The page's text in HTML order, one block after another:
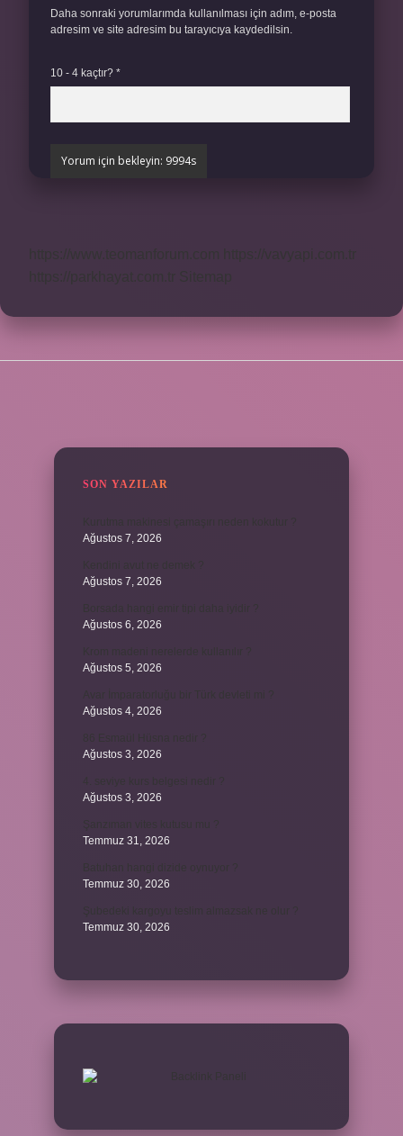
Daha sonraki yorumlarımda kullanılması için adım, e-posta
adresim ve site adresim bu tarayıcıya kaydedilsin.
10 - 4 kaçtır? *
SON YAZILAR
Ağustos 7, 2026
Ağustos 7, 2026
Ağustos 6, 2026
Ağustos 5, 2026
Ağustos 4, 2026
Ağustos 3, 2026
Ağustos 3, 2026
Temmuz 31, 2026
Temmuz 30, 2026
Temmuz 30, 2026